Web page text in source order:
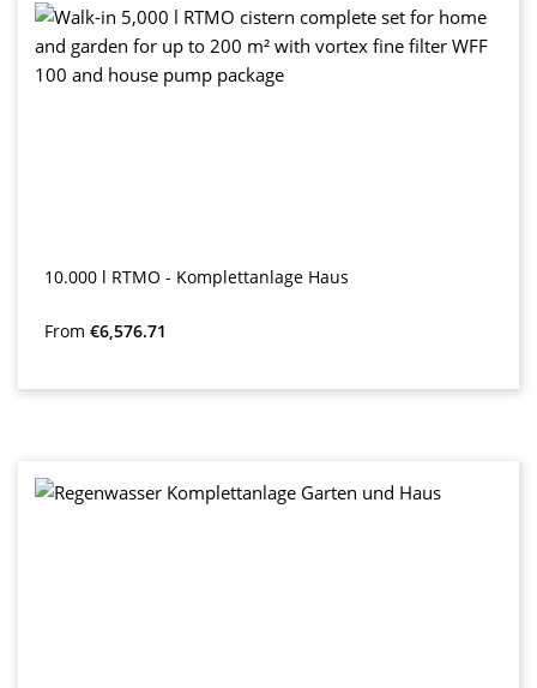
10.000 l RTMO - Komplettanlage Haus
Regular price:
From €6,576.71